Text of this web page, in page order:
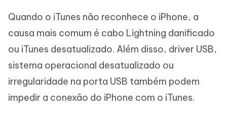
Quando o iTunes não reconhece o iPhone, a
causa mais comum é cabo Lightning danificado
ou iTunes desatualizado. Além disso, driver USB,
sistema operacional desatualizado ou
irregularidade na porta USB também podem
impedir a conexão do iPhone com o iTunes.